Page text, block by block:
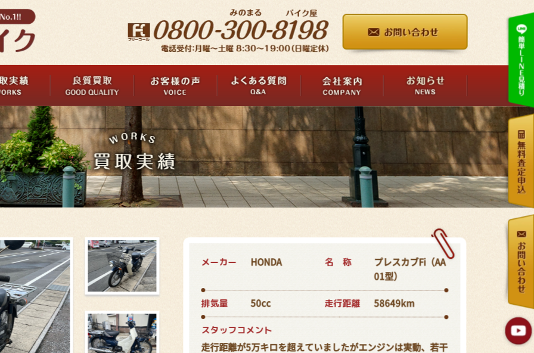
メーカー HONDA 名 称 プレスカブFi（AA
01型）
排気量 50cc 走行距離 58649km
スタッフコメント
走行距離が5万キロを超えていましたがエンジンは実動、若干